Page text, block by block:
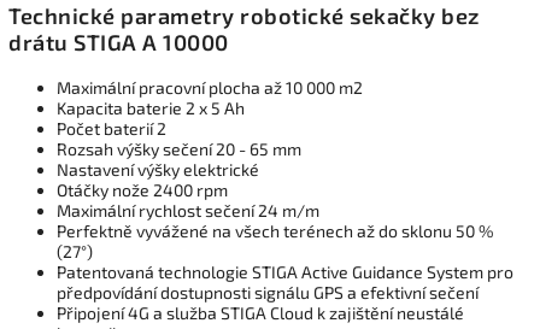
Technické parametry robotické sekačky bez
drátu STIGA A 10000
Maximální pracovní plocha až 10 000 m2
Kapacita baterie 2 x 5 Ah
Počet baterií 2
Rozsah výšky sečení 20 - 65 mm
Nastavení výšky elektrické
Otáčky nože 2400 rpm
Maximální rychlost sečení 24 m/m
Perfektně vyvážené na všech terénech až do sklonu 50 %
(27°)
Patentovaná technologie STIGA Active Guidance System pro
předpovídání dostupnosti signálu GPS a efektivní sečení
Připojení 4G a služba STIGA Cloud k zajištění neustálé